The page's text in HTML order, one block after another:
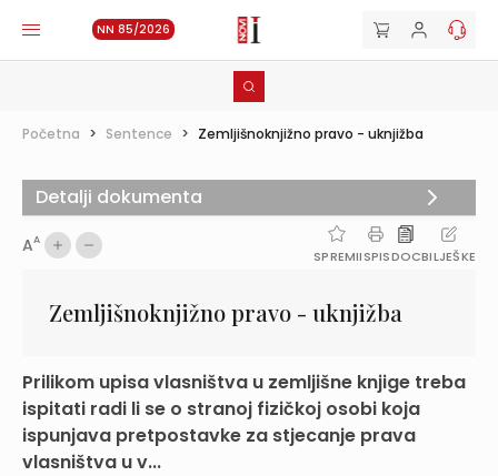
NN 85/2026
Početna > Sentence > Zemljišnoknjižno pravo - uknjižba
AA
SPREMIISPISDOCBILJEŠKE
Zemljišnoknjižno pravo - uknjižba
Prilikom upisa vlasništva u zemljišne knjige treba
ispitati radi li se o stranoj fizičkoj osobi koja
ispunjava pretpostavke za stjecanje prava
vlasništva u v...
Detalji dokumenta